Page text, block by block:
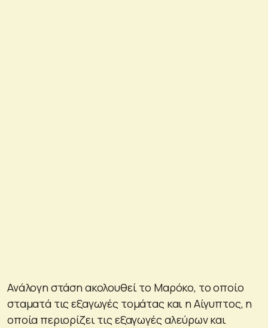
Ανάλογη στάση ακολουθεί το Μαρόκο, το οποίο
σταματά τις εξαγωγές τομάτας και η Αίγυπτος, η
οποία περιορίζει τις εξαγωγές αλεύρων και